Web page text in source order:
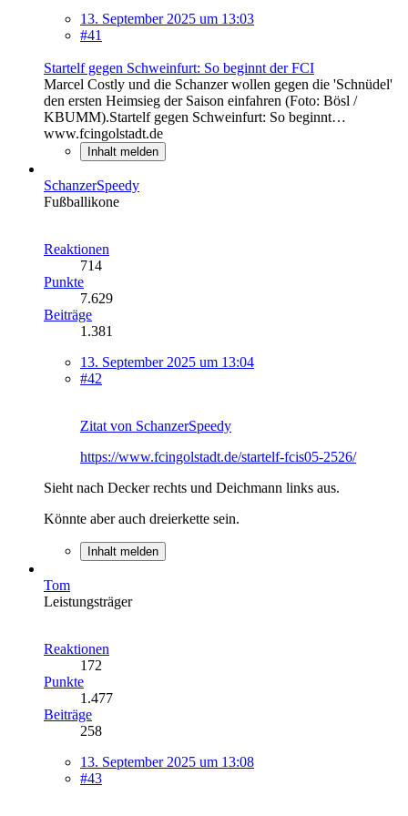
13. September 2025 um 13:03
#41
Startelf gegen Schweinfurt: So beginnt der FCI
Marcel Costly und die Schanzer wollen gegen die 'Schnüdel'
den ersten Heimsieg der Saison einfahren (Foto: Bösl /
KBUMM).Startelf gegen Schweinfurt: So beginnt…
www.fcingolstadt.de
Inhalt melden
SchanzerSpeedy
Fußballikone
Reaktionen
714
Punkte
7.629
Beiträge
1.381
13. September 2025 um 13:04
#42
Zitat von SchanzerSpeedy
https://www.fcingolstadt.de/startelf-fcis05-2526/
Sieht nach Decker rechts und Deichmann links aus.
Könnte aber auch dreierkette sein.
Inhalt melden
Tom
Leistungsträger
Reaktionen
172
Punkte
1.477
Beiträge
258
13. September 2025 um 13:08
#43